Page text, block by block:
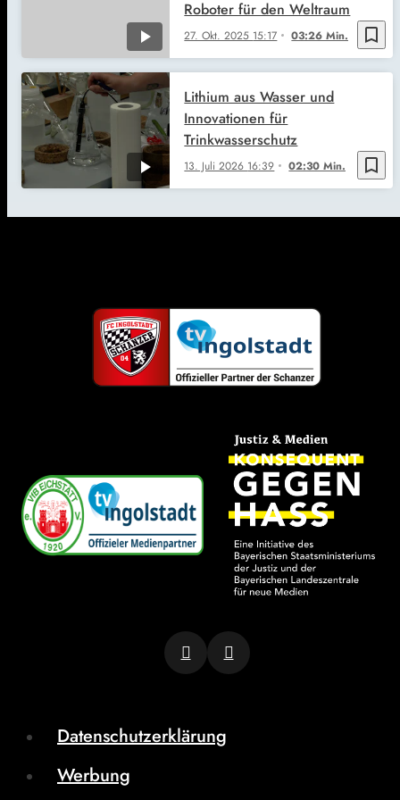
bookmark_border
27. Okt. 2025 15:17 03:26 Min.
Roboter für den Weltraum
bookmark_border
13. Juli 2026 16:39 02:30 Min.
Lithium aus Wasser und
Innovationen für
Trinkwasserschutz
Datenschutzerklärung
Werbung